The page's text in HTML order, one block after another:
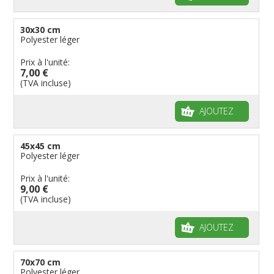
Drapeaux pirates
Drapeaux de table
30x30 cm
Polyester léger
Prix à l'unité:
7,00 €
(TVA incluse)
AJOUTEZ
45x45 cm
Polyester léger
Prix à l'unité:
9,00 €
(TVA incluse)
AJOUTEZ
70x70 cm